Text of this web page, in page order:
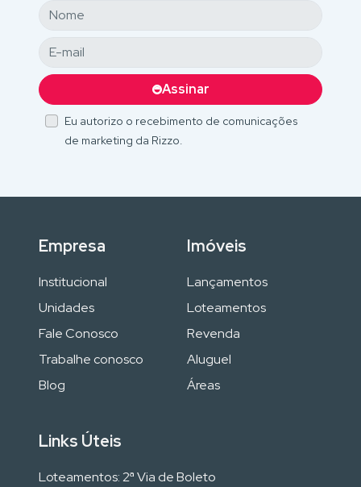
Assinar
Eu autorizo o recebimento de comunicações
de marketing da Rizzo.
Empresa
Institucional
Unidades
Fale Conosco
Trabalhe conosco
Blog
Imóveis
Lançamentos
Loteamentos
Revenda
Aluguel
Áreas
Links Úteis
Loteamentos: 2ª Via de Boleto